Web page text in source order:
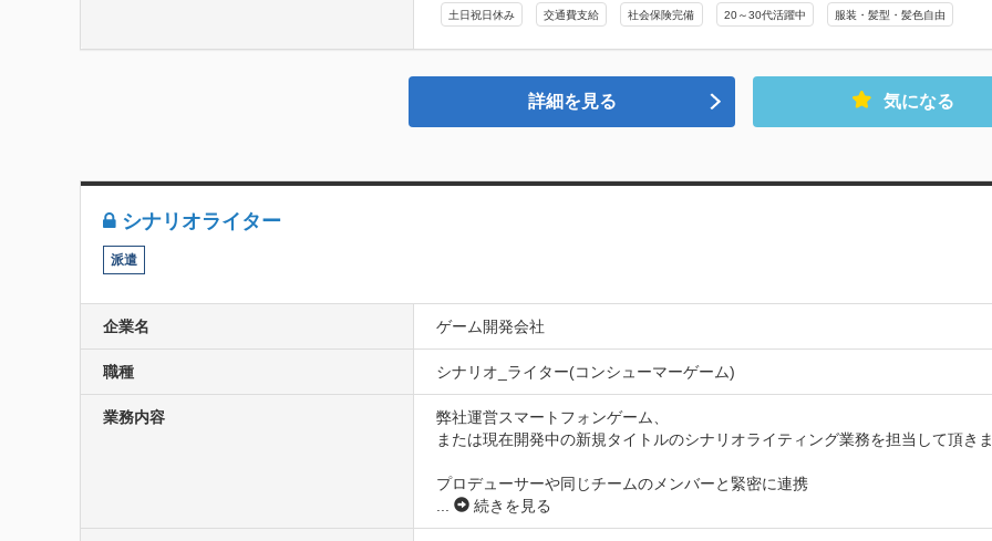
土日祝日休み 交通費支給 社会保険完備 20～30代活躍中 服装・髪型・髪色自由
詳細を見る 気になる
シナリオライター
派遣
企業名 ゲーム開発会社
職種 シナリオ_ライター(コンシューマーゲーム)
業務内容
弊社運営スマートフォンゲーム、
または現在開発中の新規タイトルのシナリオライティング業務を担当して頂きま
プロデューサーや同じチームのメンバーと緊密に連携
続きを見る